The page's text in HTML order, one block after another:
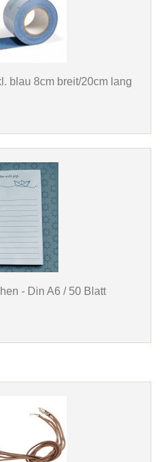
blau 8cm breit/20cm lang
- Din A6 / 50 Blatt